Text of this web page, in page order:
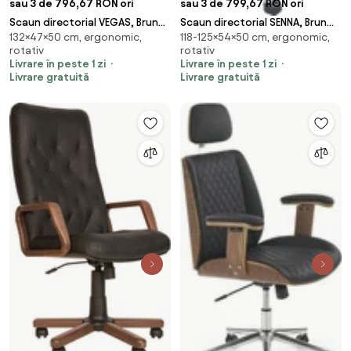
sau 3 de 796,67 RON ori
Scaun directorial VEGAS, Brun
inchis, piele ecologica
132×47×50 cm, ergonomic,
rotativ
Livrare în peste 1 zi
Livrare gratuită
sau 3 de 799,67 RON ori
Scaun directorial SENNA, Brun
piele ecologica
118-125×54×50 cm, ergonomic,
rotativ
Livrare în peste 1 zi
Livrare gratuită